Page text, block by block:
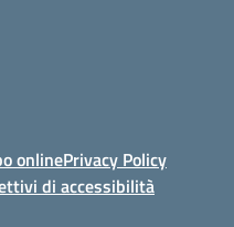
onlinePrivacy Policy
di accessibilità